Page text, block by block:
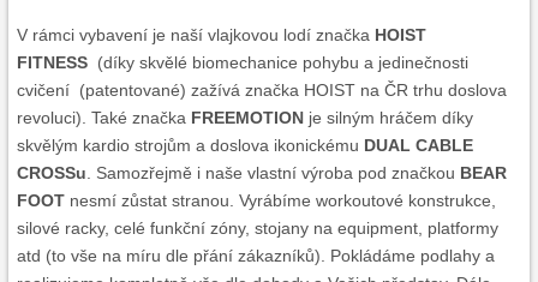
V rámci vybavení je naší vlajkovou lodí značka HOIST
FITNESS (díky skvělé biomechanice pohybu a jedinečnosti
cvičení (patentované) zažívá značka HOIST na ČR trhu doslova
revoluci). Také značka FREEMOTION je silným hráčem díky
skvělým kardio strojům a doslova ikonickému DUAL CABLE
CROSSu . Samozřejmě i naše vlastní výroba pod značkou BEAR
FOOT nesmí zůstat stranou. Vyrábíme workoutové konstrukce,
silové racky, celé funkční zóny, stojany na equipment, platformy
atd (to vše na míru dle přání zákazníků). Pokládáme podlahy a